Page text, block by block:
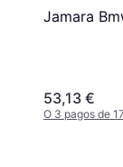
Jamara
53,13 €
O 3 pagos de